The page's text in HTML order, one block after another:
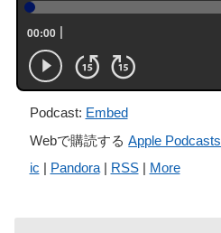
Podcast: Embed
Webで購読するApple Podcasts
ic | Pandora| RSS| More